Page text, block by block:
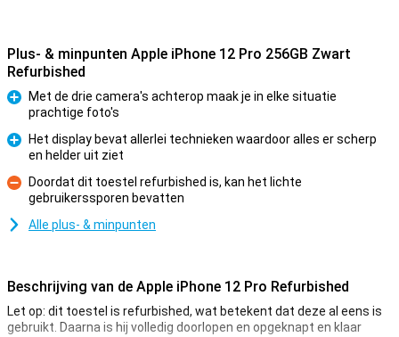
Plus- & minpunten Apple iPhone 12 Pro 256GB Zwart
Refurbished
Pluspunt
Met de drie camera's achterop maak je in elke situatie
prachtige foto's
Pluspunt
Het display bevat allerlei technieken waardoor alles er scherp
en helder uit ziet
Minpunt
Doordat dit toestel refurbished is, kan het lichte
gebruikerssporen bevatten
Alle plus- & minpunten
Beschrijving van de Apple iPhone 12 Pro Refurbished
Let op: dit toestel is refurbished, wat betekent dat deze al eens is
gebruikt. Daarna is hij volledig doorlopen en opgeknapt en klaar